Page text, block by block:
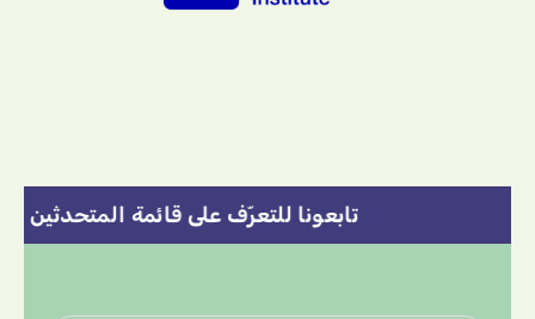
تابعونا للتعرّف على قائمة المتحدثين